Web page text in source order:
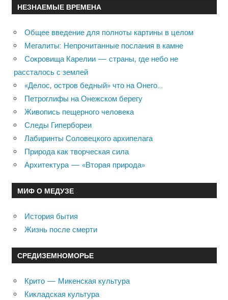
НЕЗНАЕМЫЕ ВРЕМЕНА
Общее введение для полноты картины в целом
Мегалиты: Непрочитанные послания в камне
Сокровища Карелии — страны, где небо не
рассталось с землей
«Делос, остров бедный» что на Онего…
Петроглифы на Онежском берегу
Живопись пещерного человека
Следы Гипербореи
Лабиринты Соловецкого архипелага
Природа как творческая сила
Архитектура — «Вторая природа»
МИФ О МЕДУЗЕ
История бытия
Жизнь после смерти
СРЕДИЗЕМНОМОРЬЕ
Крито — Микенская культура
Кикладская культура